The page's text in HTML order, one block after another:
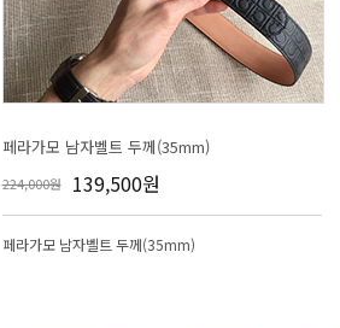
페라가모 남자벨트 두께(35mm)
224,000원 139,500원
페라가모 남자벨트 두께(35mm)